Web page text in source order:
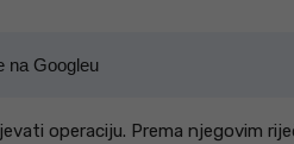
na Googleu
operaciju. Prema njegovim